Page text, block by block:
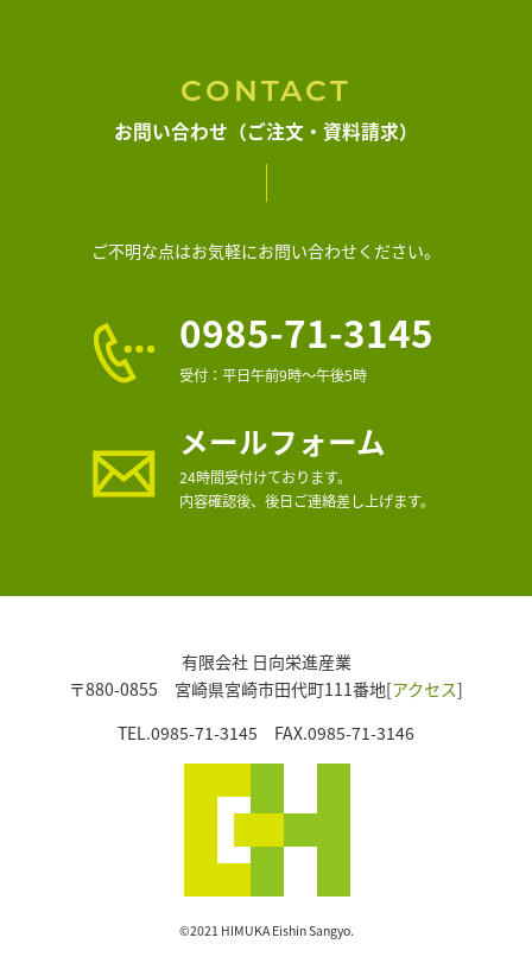
CONTACT
お問い合わせ（ご注文・資料請求）
ご不明な点はお気軽にお問い合わせください。
0985-71-3145
受付：平日午前9時～午後5時
メールフォーム
24時間受付けております。
内容確認後、後日ご連絡差し上げます。
有限会社 日向栄進産業
〒880-0855 宮崎県宮崎市田代町111番地[アクセス]
TEL.0985-71-3145 FAX.0985-71-3146
©2021 HIMUKA Eishin Sangyo.